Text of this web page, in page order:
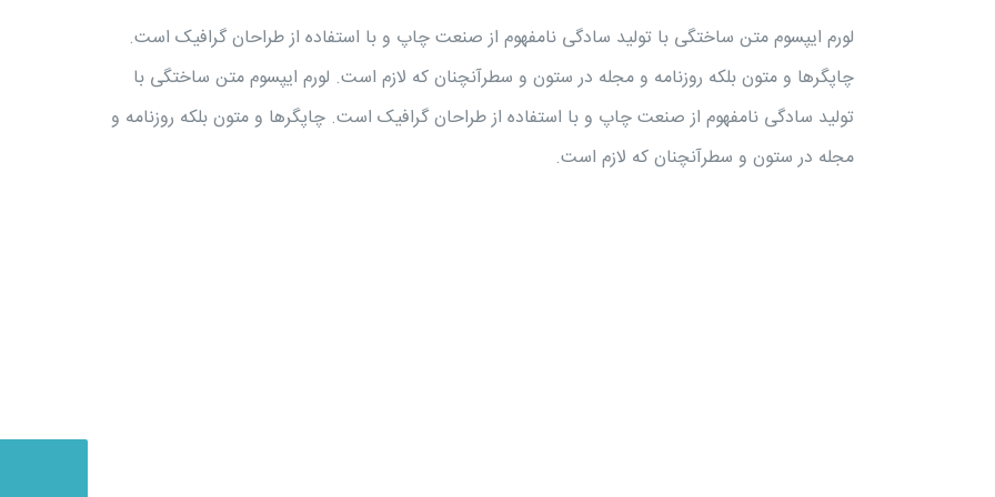
لورم ایپسوم متن ساختگی با تولید سادگی نامفهوم از صنعت چاپ و با استفاده از طراحان گرافیک است.
چاپگرها و متون بلکه روزنامه و مجله در ستون و سطرآنچنان که لازم است. لورم ایپسوم متن ساختگی با
تولید سادگی نامفهوم از صنعت چاپ و با استفاده از طراحان گرافیک است. چاپگرها و متون بلکه روزنامه و
مجله در ستون و سطرآنچنان که لازم است.